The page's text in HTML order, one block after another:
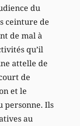
du
ceinture de
de mal à
qu’il
attelle de
de
et le
personne. Ils
au